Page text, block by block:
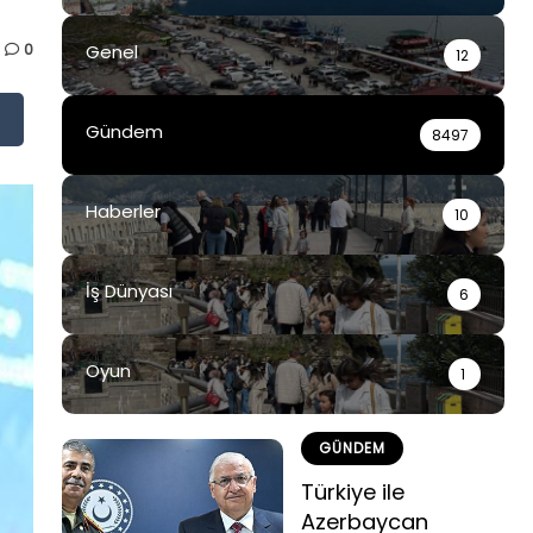
0 Genel 12
Gündem 8497
Haberler 10
İş Dünyası 6
Oyun 1
GÜNDEM
Türkiye ile
Azerbaycan